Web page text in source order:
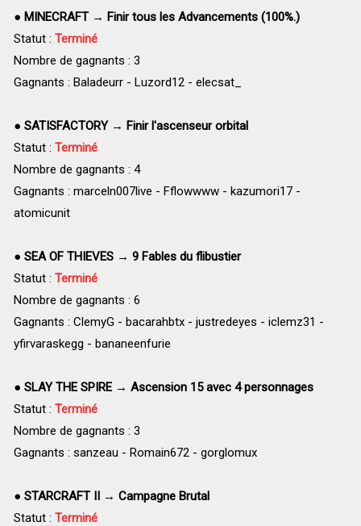
● MINECRAFT → Finir tous les Advancements (100%.)
Statut : Terminé
Nombre de gagnants : 3
Gagnants : Baladeurr - Luzord12 - elecsat_
● SATISFACTORY → Finir l'ascenseur orbital
Statut : Terminé
Nombre de gagnants : 4
Gagnants : marceln007live - Fflowwww - kazumori17 -
atomicunit
● SEA OF THIEVES → 9 Fables du flibustier
Statut : Terminé
Nombre de gagnants : 6
Gagnants : ClemyG - bacarahbtx - justredeyes - iclemz31 -
yfirvaraskegg - bananeenfurie
● SLAY THE SPIRE → Ascension 15 avec 4 personnages
Statut : Terminé
Nombre de gagnants : 3
Gagnants : sanzeau - Romain672 - gorglomux
● STARCRAFT II → Campagne Brutal
Statut : Terminé